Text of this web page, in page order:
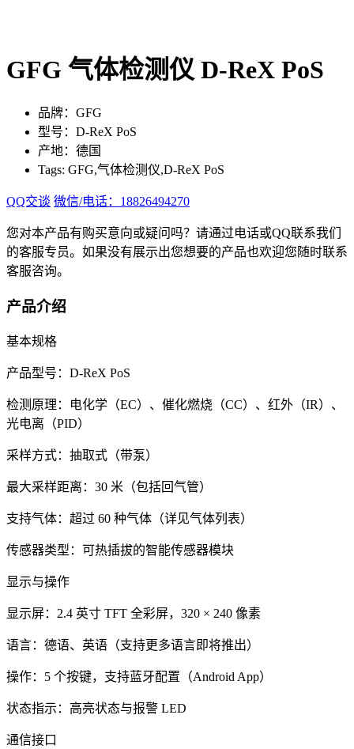
GFG 气体检测仪 D-ReX PoS
品牌：GFG
型号：D-ReX PoS
产地：德国
Tags: GFG,气体检测仪,D-ReX PoS
QQ交谈 微信/电话：18826494270
您对本产品有购买意向或疑问吗？请通过电话或QQ联系我们
的客服专员。如果没有展示出您想要的产品也欢迎您随时联系
客服咨询。
产品介绍
基本规格
产品型号：D-ReX PoS
检测原理：电化学（EC）、催化燃烧（CC）、红外（IR）、
光电离（PID）
采样方式：抽取式（带泵）
最大采样距离：30 米（包括回气管）
支持气体：超过 60 种气体（详见气体列表）
传感器类型：可热插拔的智能传感器模块
显示与操作
显示屏：2.4 英寸 TFT 全彩屏，320 × 240 像素
语言：德语、英语（支持更多语言即将推出）
操作：5 个按键，支持蓝牙配置（Android App）
状态指示：高亮状态与报警 LED
通信接口